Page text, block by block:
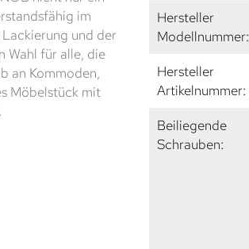
im
und der
Wahl für alle, die
an Kommoden,
Möbelstück mit
Hersteller
Modellnummer:
Hersteller
Artikelnummer:
Beiliegende
Schrauben: